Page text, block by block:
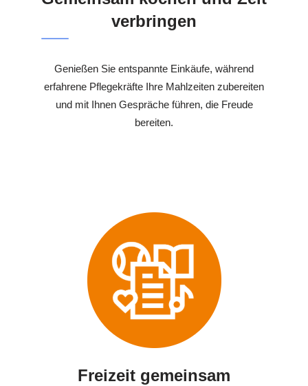
verbringen
Genießen Sie entspannte Einkäufe, während
erfahrene Pflegekräfte Ihre Mahlzeiten zubereiten
und mit Ihnen Gespräche führen, die Freude
bereiten.
Freizeit gemeinsam